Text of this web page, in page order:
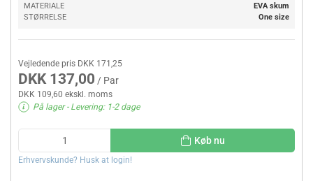
MATERIALE
EVA skum
STØRRELSE
One size
Vejledende pris DKK 171,25
DKK 137,00 / Par
DKK 109,60 ekskl. moms
På lager- Levering: 1-2 dage
Køb nu
Erhvervskunde? Husk at login!